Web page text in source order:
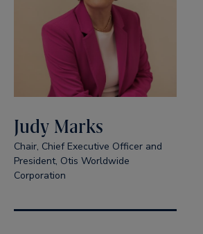
Judy Marks
Chair, Chief Executive Officer and
President, Otis Worldwide
Corporation